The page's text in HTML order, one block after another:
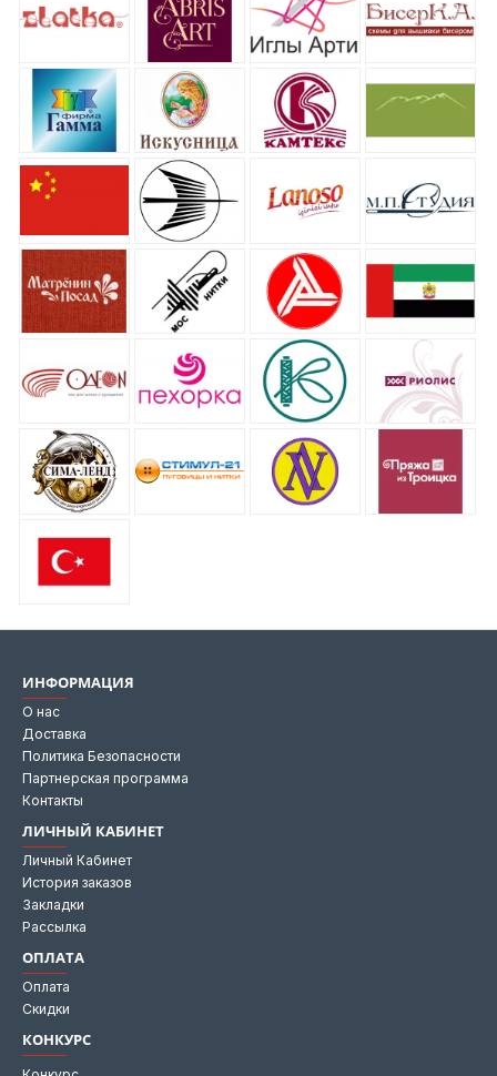
ИНФОРМАЦИЯ
О нас
Доставка
Политика Безопасности
Партнерская программа
Контакты
ЛИЧНЫЙ КАБИНЕТ
Личный Кабинет
История заказов
Закладки
Рассылка
ОПЛАТА
Оплата
Скидки
КОНКУРС